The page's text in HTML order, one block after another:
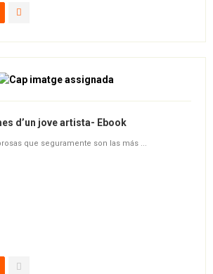
d’un jove artista- Ebook
que seguramente son las más ...